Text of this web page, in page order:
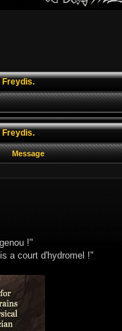
Freydis.
Freydis.
Message
!"
a court d'hydromel !"